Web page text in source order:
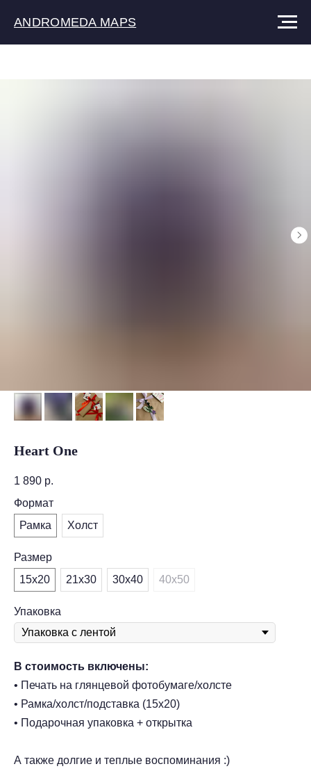
ANDROMEDA MAPS
Heart One
1 890 р.
Формат
Рамка
Холст
Размер
15х20
21х30 30х40 40х50
Упаковка
В стоимость включены:
• Печать на глянцевой фотобумаге/холсте
• Рамка/холст/подставка (15х20)
• Подарочная упаковка + открытка
А также долгие и теплые воспоминания :)